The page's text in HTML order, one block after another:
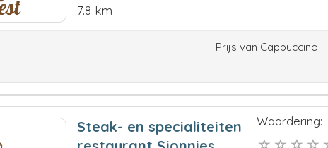
7.8 km
Prijs van Cappuccino
Steak- en specialiteiten
Waardering: